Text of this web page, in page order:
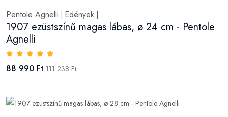
Pentole Agnelli | Edények |
1907 ezüstszínű magas lábas, ø 24 cm - Pentole
Agnelli
88 990 Ft 111 238 Ft